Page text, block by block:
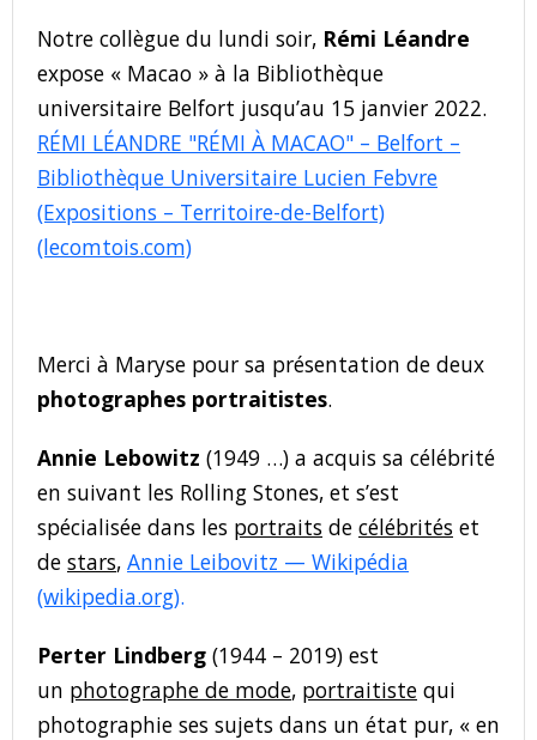
Notre collègue du lundi soir, Rémi Léandre
expose « Macao » à la Bibliothèque
universitaire Belfort jusqu’au 15 janvier 2022.
RÉMI LÉANDRE "RÉMI À MACAO" – Belfort –
Bibliothèque Universitaire Lucien Febvre
(Expositions – Territoire-de-Belfort)
(lecomtois.com)
Merci à Maryse pour sa présentation de deux
photographes portraitistes.
Annie Lebowitz (1949 …) a acquis sa célébrité
en suivant les Rolling Stones, et s’est
spécialisée dans les portraits de célébrités et
de stars, Annie Leibovitz — Wikipédia
(wikipedia.org).
Perter Lindberg (1944 – 2019) est
un photographe de mode, portraitiste qui
photographie ses sujets dans un état pur, « en